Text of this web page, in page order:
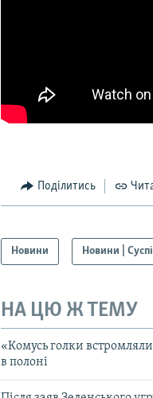
Поділитись
Новини Новини |
НА ЦЮ Ж ТЕМУ
«Комусь голки
в полоні